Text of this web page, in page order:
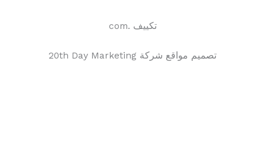
تكييف .com
تصميم مواقع شركة 20th Day Marketing